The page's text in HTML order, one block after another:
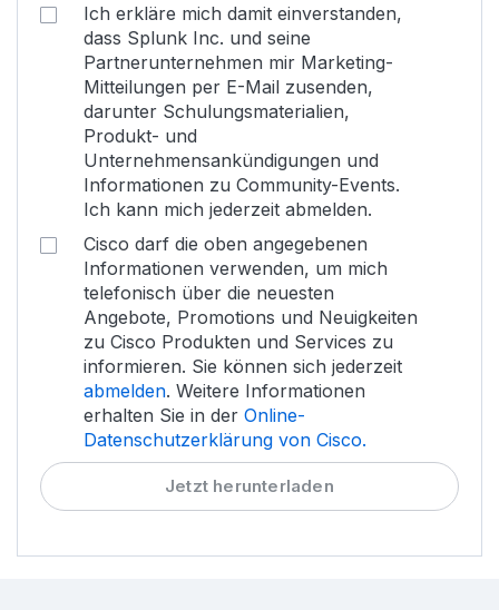
Ich erkläre mich damit einverstanden,
dass Splunk Inc. und seine
Partnerunternehmen mir Marketing-
Mitteilungen per E-Mail zusenden,
darunter Schulungsmaterialien,
Produkt- und
Unternehmensankündigungen und
Informationen zu Community-Events.
Ich kann mich jederzeit abmelden.
Cisco darf die oben angegebenen
Informationen verwenden, um mich
telefonisch über die neuesten
Angebote, Promotions und Neuigkeiten
zu Cisco Produkten und Services zu
informieren. Sie können sich jederzeit
abmelden. Weitere Informationen
erhalten Sie in der Online-
Datenschutzerklärung von Cisco.
Jetzt herunterladen